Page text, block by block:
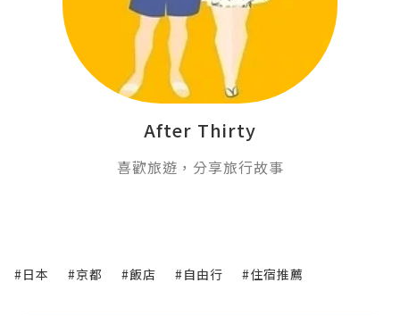
After Thirty
喜歡旅遊，分享旅行故事
#日本 #京都 #飯店 #自由行 #住宿推薦